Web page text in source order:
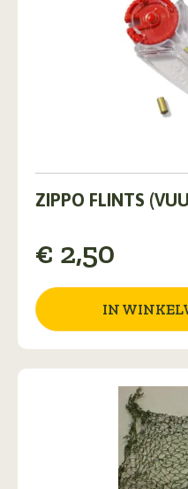
ZIPPO FLINTS
€ 2,50
IN